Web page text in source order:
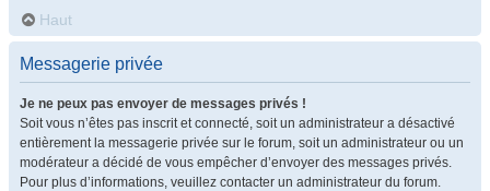
Haut
Messagerie privée
Je ne peux pas envoyer de messages privés !
Soit vous n’êtes pas inscrit et connecté, soit un administrateur a désactivé
entièrement la messagerie privée sur le forum, soit un administrateur ou un
modérateur a décidé de vous empêcher d’envoyer des messages privés.
Pour plus d’informations, veuillez contacter un administrateur du forum.